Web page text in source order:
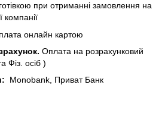
при отриманні замовлення на
компанії
онлайн картою
Оплата на розрахунковий
Фіз. осіб )
Monobank, Приват Банк